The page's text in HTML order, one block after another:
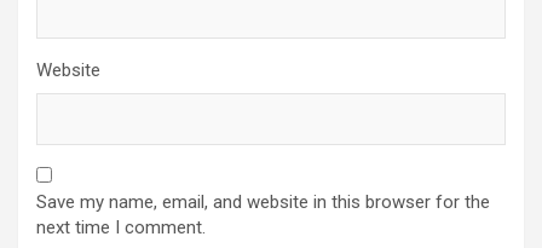
Website
Save my name, email, and website in this browser for the
next time I comment.